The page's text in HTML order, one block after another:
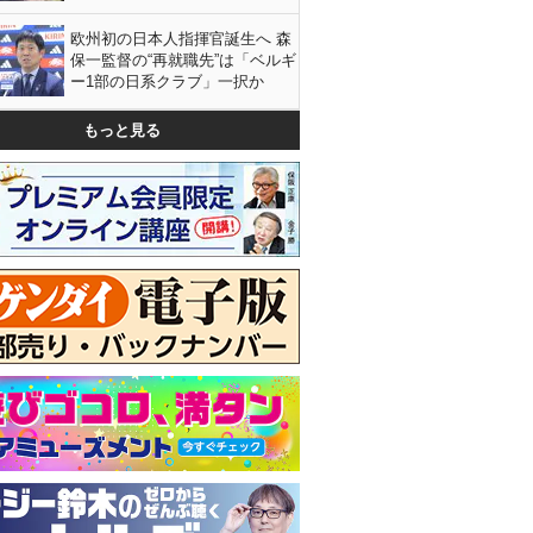
欧州初の日本人指揮官誕生へ 森
保一監督の“再就職先”は「ベルギ
ー1部の日系クラブ」一択か
もっと見る